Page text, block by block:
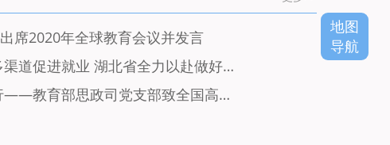
席2020年全球教育会议并发言
全方位挖潜协调 多渠道促进就业 湖北省全力以赴做好稳就业工作——“教育系统多措并举促进高校毕业生就业创业”系列之五
共克时艰 勠力同行——教育部思政司党支部致全国高校辅导员的一封信
地图
导航